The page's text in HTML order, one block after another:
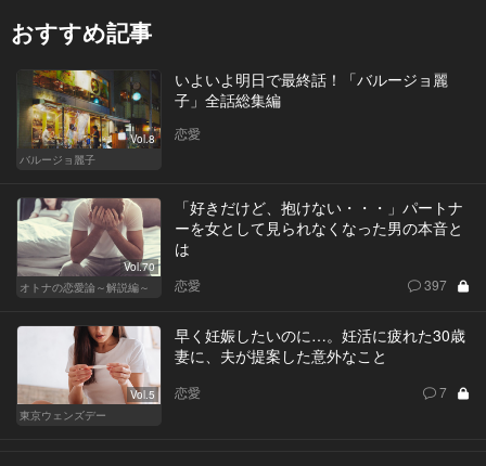
おすすめ記事
Vol.8
バルージョ麗子
いよいよ明日で最終話！「バルージョ麗
子」全話総集編
恋愛
Vol.70
オトナの恋愛論～解説編～
「好きだけど、抱けない・・・」パートナ
ーを女として見られなくなった男の本音と
は
恋愛 397
Vol.5
東京ウェンズデー
早く妊娠したいのに…。妊活に疲れた30歳
妻に、夫が提案した意外なこと
恋愛 7